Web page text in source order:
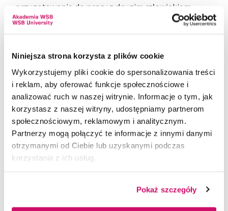
Niniejsza strona korzysta z plików cookie
Wykorzystujemy pliki cookie do spersonalizowania treści
i reklam, aby oferować funkcje społecznościowe i
analizować ruch w naszej witrynie. Informacje o tym, jak
korzystasz z naszej witryny, udostępniamy partnerom
społecznościowym, reklamowym i analitycznym.
Partnerzy mogą połączyć te informacje z innymi danymi
otrzymanymi od Ciebie lub uzyskanymi podczas
korzystania z ich usług.
Pokaż szczegóły
przygotowanie do pracy z drugim człowiekiem
w poczuciu odpowiedzialności i tolerancji dla
uwarunkowań religijnych, społecznych
i kulturowych. Te studia stawiają zarówno
naprzygotowanie teoretyczne, jak
ipraktykę. Zawód fizjoterapeuty to także
możliwości dalszego rozwoju, w tym możliwość
ukończenia prestiżowej specjalizacji dającej
dodatkowe kompetencje zawodowe.
Studia na kierunku fizjoterapiasą dla wszystkim
osób, które fascynują się tajemnicami ludzkiego
adaptacyjnymi i naprawczymi. Kierunek ten